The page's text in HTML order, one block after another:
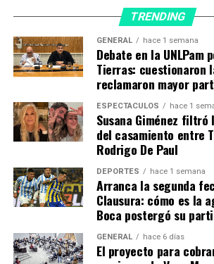
los espacios a través de pabellones
identificables, independientes pero
de dos grandes nexos circulatorios, uno
circulación del público/pacientes y
netamente técnica.
Sobre estas dos circulaciones se van
paquetes de áreas funcionales con
y conectados por circulaciones
específico para personal sanitario y de
En Avenida 9 de Julio se ubicará el
nuevo edificio, para el ingreso de
conectado directamente con el edificio
pabellones de asistencia ambulatoria y
TRENDING
GENERAL hace 1 semana
Debate en la UNLPam
Tierras: cuestionaron
reclamaron mayor
ESPECTÁCULOS hace 1
Susana Giménez
del casamiento entre
Rodrigo De Paul
DEPORTES hace 1 semana
Arranca la segunda
Clausura: cómo es la
Boca postergó su
GENERAL hace 6 días
El proyecto para